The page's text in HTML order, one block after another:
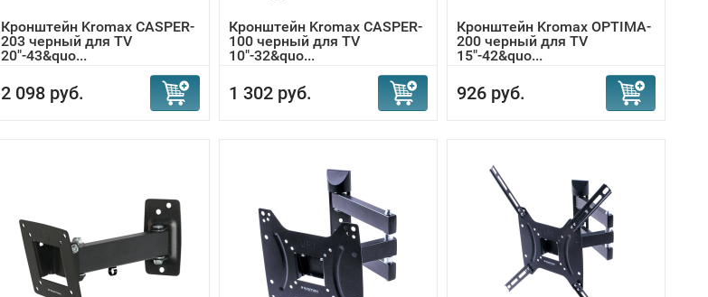
Кронштейн Kromax CASPER-
203 черный для TV
20"-43&quo...
2 098 руб.
Кронштейн Kromax CASPER-
100 черный для TV
10"-32&quo...
1 302 руб.
Кронштейн Kromax OPTIMA-
200 черный для TV
15"-42&quo...
926 руб.